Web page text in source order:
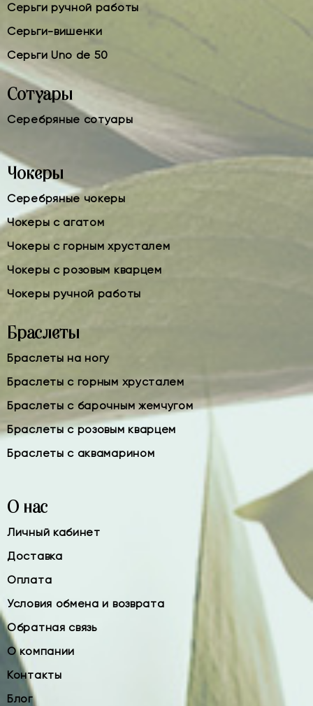
Серьги ручной работы
Серьги-вишенки
Серьги Uno de 50
Сотуары
Серебряные сотуары
Чокеры
Серебряные чокеры
Чокеры с агатом
Чокеры с горным хрусталем
Чокеры с розовым кварцем
Чокеры ручной работы
Браслеты
Браслеты на ногу
Браслеты с горным хрусталем
Браслеты с барочным жемчугом
Браслеты с розовым кварцем
Браслеты с аквамарином
О нас
Личный кабинет
Доставка
Оплата
Условия обмена и возврата
Обратная связь
О компании
Контакты
Блог